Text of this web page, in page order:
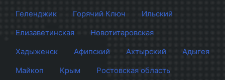
Геленджик
Горячий Ключ
Ильский
Елизаветинская
Новотитаровская
Хадыженск
Афипский Ахтырский
Адыгея
Майкоп
Крым Ростовская область